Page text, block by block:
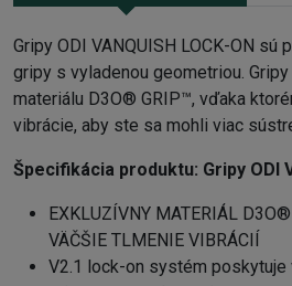
Gripy ODI VANQUISH LOCK-ON sú
gripy s vyladenou geometriou.
materiálu D3O® GRIP™, vďaka
vibrácie, aby ste sa mohli viac
Špecifikácia produktu: Gripy ODI
EXKLUZÍVNY MATERIÁL
VÄČŠIE TLMENIE VIBRÁCIÍ
V2.1 lock-on systém poskytuje